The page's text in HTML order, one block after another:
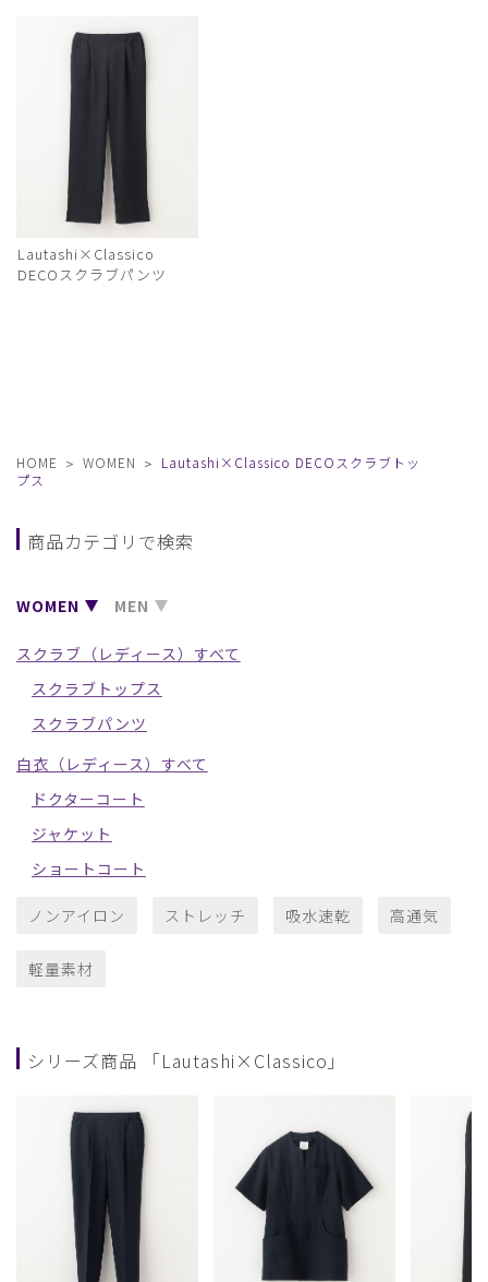
Lautashi×Classico
DECOスクラブパンツ
HOME WOMEN
Lautashi×Classico DECOスクラブトッ
プス
商品カテゴリで検索
WOMEN MEN
スクラブ（レディース）すべて
スクラブトップス
スクラブパンツ
白衣（レディース）すべて
ドクターコート
ジャケット
ショートコート
ノンアイロン ストレッチ 吸水速乾 高通気
軽量素材
シリーズ商品 「Lautashi×Classico」